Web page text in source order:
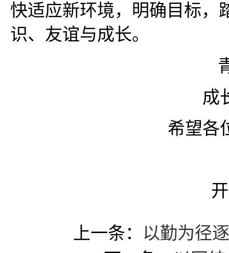
快适应新环境，明确目标，
识、友谊与成长。
成
希望各
上一条： 以勤为径